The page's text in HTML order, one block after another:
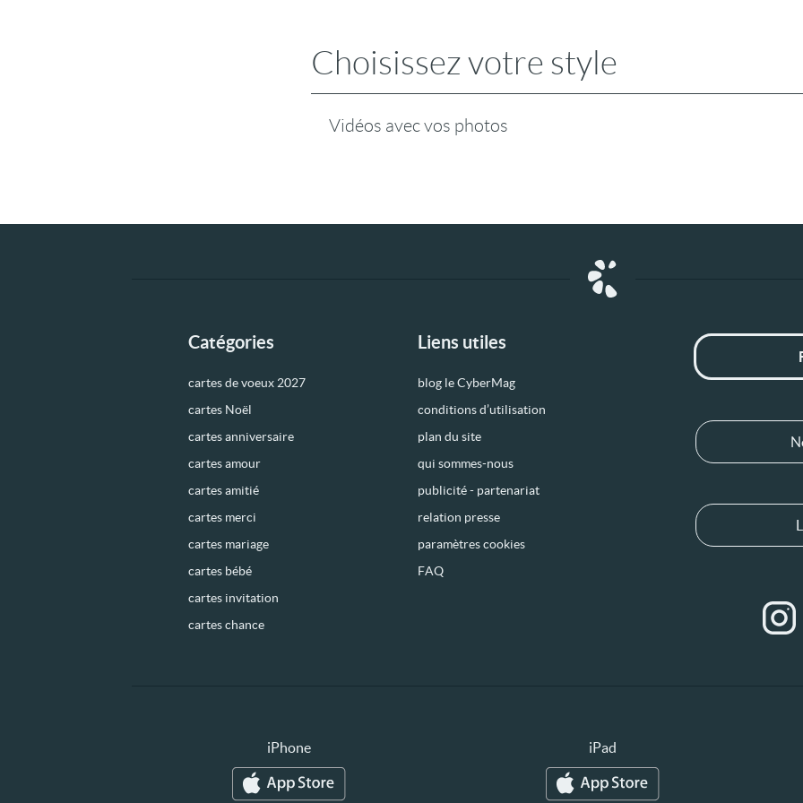
Choisissez votre style
Vidéos avec vos photos
Catégories
cartes de voeux 2027
cartes Noël
cartes anniversaire
cartes amour
cartes amitié
cartes merci
cartes mariage
cartes bébé
cartes invitation
cartes chance
Liens utiles
blog le CyberMag
conditions d’utilisation
plan du site
qui sommes-nous
publicité - partenariat
relation presse
paramètres cookies
FAQ
iPhone iPad